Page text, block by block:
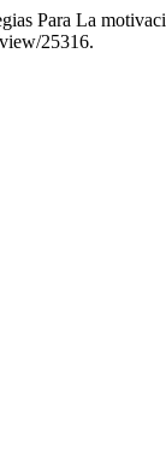
Para La
25316.